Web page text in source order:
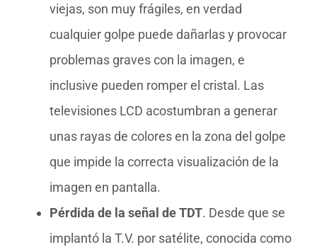
viejas, son muy frágiles, en verdad
cualquier golpe puede dañarlas y provocar
problemas graves con la imagen, e
inclusive pueden romper el cristal. Las
televisiones LCD acostumbran a generar
unas rayas de colores en la zona del golpe
que impide la correcta visualización de la
imagen en pantalla.
Pérdida de la señal de TDT. Desde que se
implantó la T.V. por satélite, conocida como